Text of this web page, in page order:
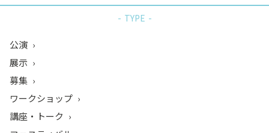
TYPE
公演
展示
募集
ワークショップ
講座・トーク